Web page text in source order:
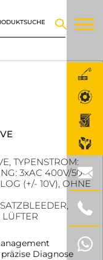
TYPENSTROM:
3xAC 400V/50-
(+/- 10V), OHNE
Diagnose